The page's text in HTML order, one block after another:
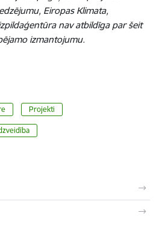
Eiropas Klimata,
nav atbildīga par šeit
izmantojumu.
Projekti